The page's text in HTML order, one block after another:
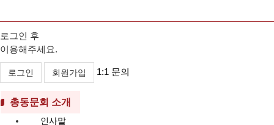
로그인 후
이용해주세요.
로그인 회원가입 1:1 문의
총동문회 소개
인사말